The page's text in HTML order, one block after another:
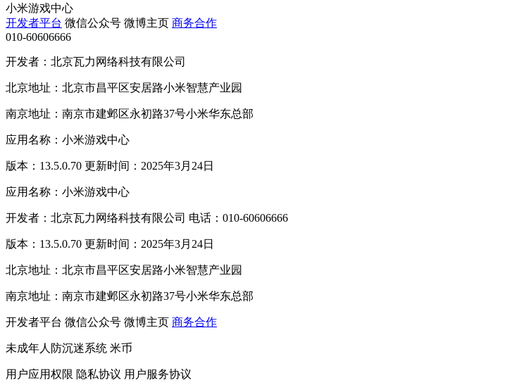
小米游戏中心
开发者平台 微信公众号 微博主页 商务合作
010-60606666
开发者：北京瓦力网络科技有限公司
北京地址：北京市昌平区安居路小米智慧产业园
南京地址：南京市建邺区永初路37号小米华东总部
应用名称：小米游戏中心
版本：13.5.0.70 更新时间：2025年3月24日
应用名称：小米游戏中心
开发者：北京瓦力网络科技有限公司 电话：010-60606666
版本：13.5.0.70 更新时间：2025年3月24日
北京地址：北京市昌平区安居路小米智慧产业园
南京地址：南京市建邺区永初路37号小米华东总部
开发者平台 微信公众号 微博主页 商务合作
未成年人防沉迷系统 米币
用户应用权限 隐私协议 用户服务协议